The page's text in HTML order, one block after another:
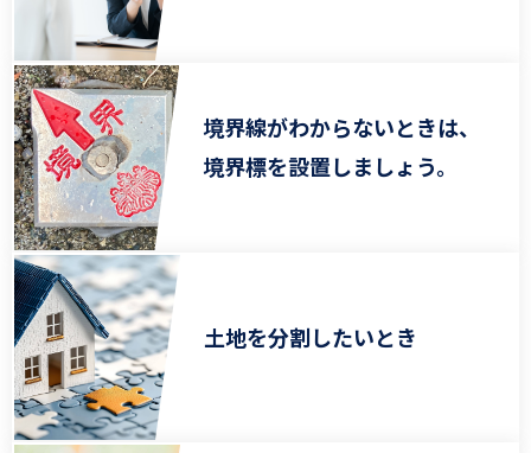
境界線がわからないときは、
境界標を設置しましょう。
土地を分割したいとき